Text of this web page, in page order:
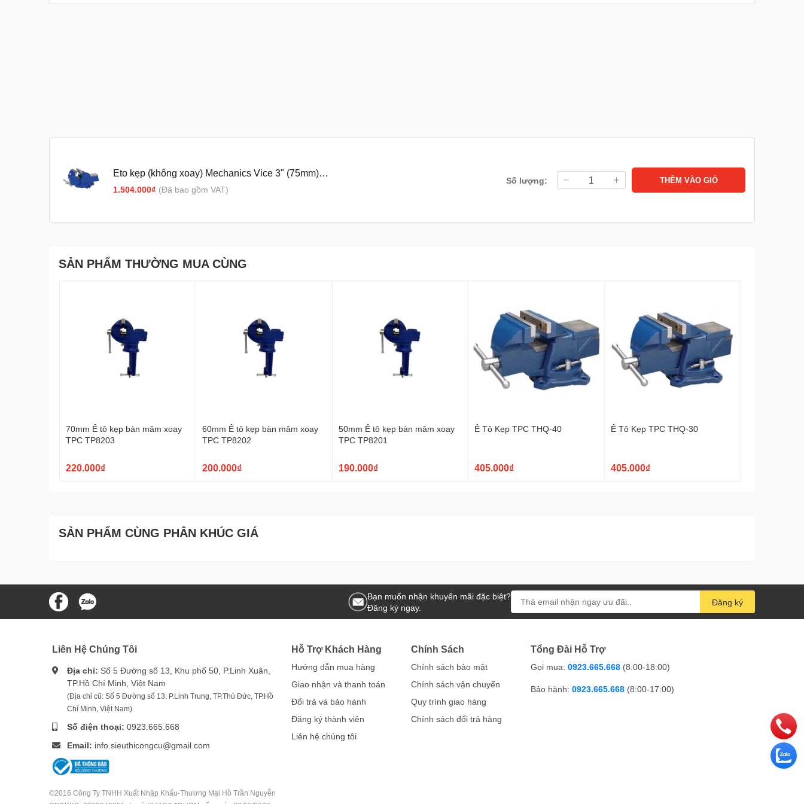
Eto kẹp (không xoay) Mechanics Vice 3" (75mm)
5.4kg IRWIN 1ZR
1.504.000₫ (Đã bao gồm VAT)
Số lượng: THÊM VÀO GIỎ
SẢN PHẨM THƯỜNG MUA CÙNG
70mm Ê tô kẹp bàn mâm xoay
TPC TP8203
220.000₫
60mm Ê tô kẹp bàn mâm xoay
TPC TP8202
200.000₫
50mm Ê tô kẹp bàn mâm xoay
TPC TP8201
190.000₫
Ê Tô Kẹp TPC THQ-40
405.000₫
Ê Tô Kẹp TPC THQ-30
405.000₫
SẢN PHẨM CÙNG PHÂN KHÚC GIÁ
Bạn muốn nhận khuyến mãi đặc biệt?
Đăng ký ngay.
Đăng ký
Liên Hệ Chúng Tôi
Địa chỉ: Số 5 Đường số 13, Khu phố 50, P.Linh Xuân,
TP.Hồ Chí Minh, Việt Nam
(Địa chỉ cũ: Số 5 Đường số 13, P.Linh Trung, TP.Thủ Đức, TP.Hồ
Chí Minh, Việt Nam)
Số điện thoại: 0923.665.668
Email: info.sieuthicongcu@gmail.com
Hỗ Trợ Khách Hàng
Hướng dẫn mua hàng
Giao nhận và thanh toán
Đổi trả và bảo hành
Đăng ký thành viên
Liên hệ chúng tôi
Chính Sách
Chính sách bảo mật
Chính sách vận chuyển
Quy trình giao hàng
Chính sách đổi trả hàng
Tổng Đài Hỗ Trợ
Gọi mua: 0923.665.668 (8:00-18:00)
Bảo hành: 0923.665.668 (8:00-17:00)
©2016 Công Ty TNHH Xuất Nhập Khẩu-Thương Mại Hồ Trần Nguyễn